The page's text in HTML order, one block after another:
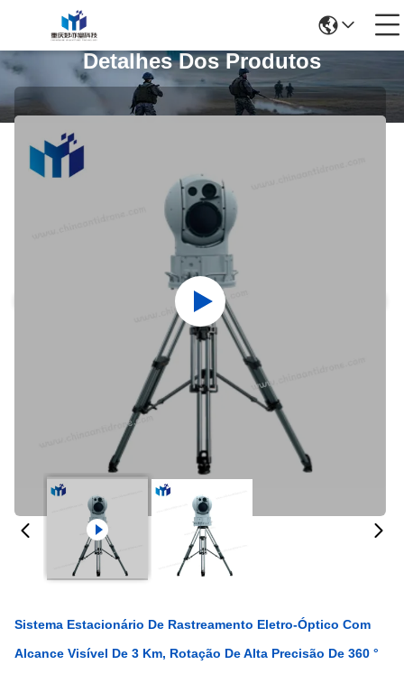
Detalhes Dos Produtos
Sistema Estacionário De Rastreamento Eletro-Óptico Com
Alcance Visível De 3 Km, Rotação De Alta Precisão De 360 °